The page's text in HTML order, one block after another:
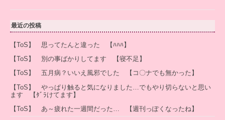
最近の投稿
【ToS】 思ってたんと違った 【ﾊﾊﾊ】
【ToS】 別の事ばかりしてます 【寝不足】
【ToS】 五月病？いいえ風邪でした 【コ〇ナでも無かった】
【ToS】 やっぱり触ると気になりました…でもやり切らないと思い
ます 【ﾀﾞﾗけてます】
【ToS】 あ～疲れた一週間だった… 【週刊っぽくなったね】